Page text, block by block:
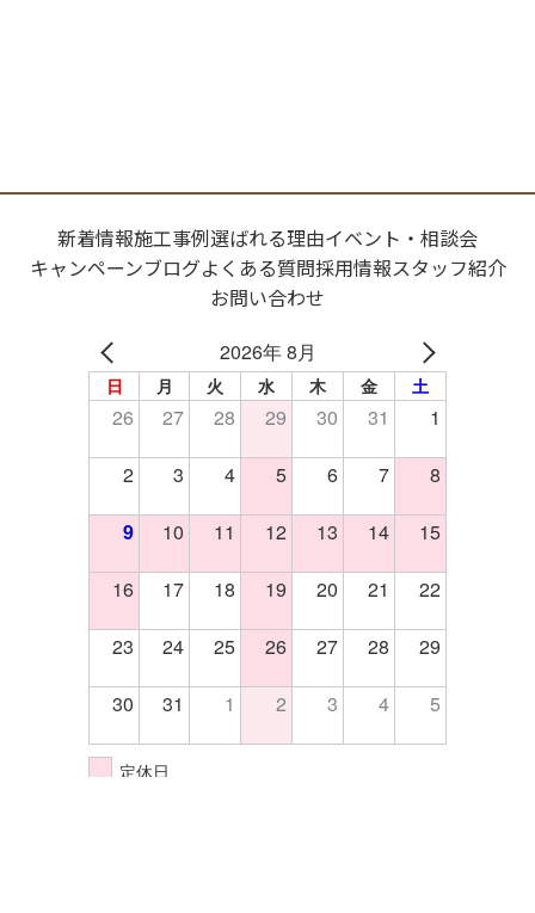
新着情報施工事例選ばれる理由イベント・相談会
キャンペーンブログよくある質問採用情報スタッフ紹介
お問い合わせ
2026年 8月
日 月 火 水 木 金 土
26 27 28 29 30 31 1
2 3 4 5 6 7 8
9 10 11 12 13 14 15
16 17 18 19 20 21 22
23 24 25 26 27 28 29
30 31 1 2 3 4 5
定休日